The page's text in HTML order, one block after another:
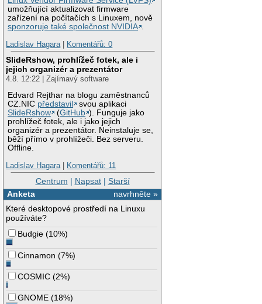
umožňující aktualizovat firmware
zařízení na počítačích s Linuxem, nově
sponzoruje také společnost NVIDIA .
Ladislav Hagara| Komentářů: 0
SlideRshow, prohlížeč fotek, ale i
jejich organizér a prezentátor
4.8. 12:22 | Zajímavý software
Edvard Rejthar na blogu zaměstnanců
CZ.NIC představil
svou aplikaci
SlideRshow
(GitHub ). Funguje jako
prohlížeč fotek, ale i jako jejich
organizér a prezentátor. Neinstaluje se,
běží přímo v prohlížeči. Bez serveru.
Offline.
Ladislav Hagara| Komentářů: 11
Centrum | Napsat| Starší
navrhněte »
Anketa
Které desktopové prostředí na Linuxu
používáte?
Budgie (10%)
Cinnamon (7%)
COSMIC (2%)
GNOME (18%)